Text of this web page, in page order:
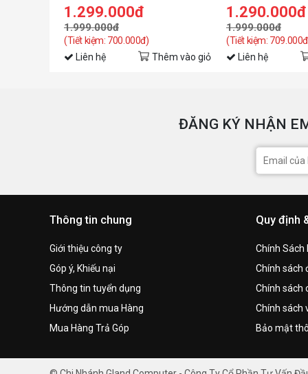
1.299.000đ
1.999.000đ
(Tiết kiệm: 700.000đ)
Liên hệ Thêm vào giỏ
1.290.000đ
1.999.000đ
(Tiết kiệm:
Liên hệ
ĐĂNG KÝ NHẬN
Thông tin chung
Giới thiệu công ty
Góp ý, Khiếu nại
Thông tin tuyển dụng
Hướng dẫn mua Hàng
Mua Hàng Trả Góp
Quy định
Chính Sách
Chính sách
Chính sách
Chính sách
Bảo mật